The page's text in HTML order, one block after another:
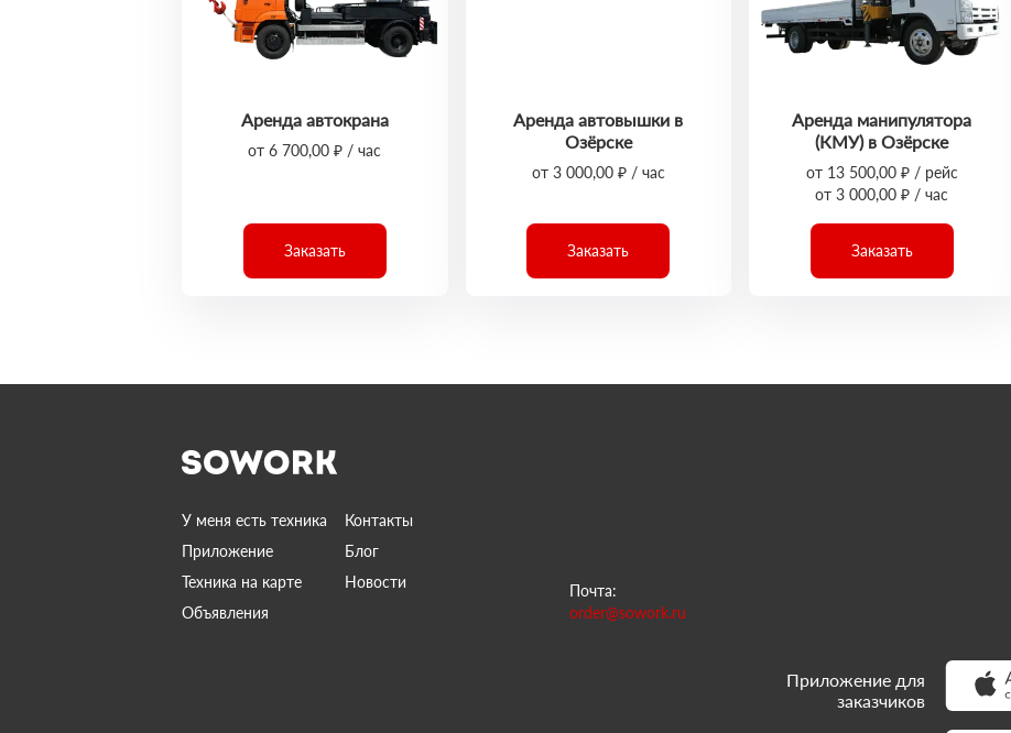
Аренда автокрана
от 6 700,00 ₽ / час
Заказать
Аренда автовышки в
Озёрске
от 3 000,00 ₽ / час
Заказать
Аренда манипулятора
(КМУ) в Озёрске
от 13 500,00 ₽ / рейс
от 3 000,00 ₽ / час
Заказать
У меня есть техника
Контакты
Приложение
Блог
Техника на карте
Новости
Объявления
Почта:
order@sowork.ru
Приложение для
заказчиков